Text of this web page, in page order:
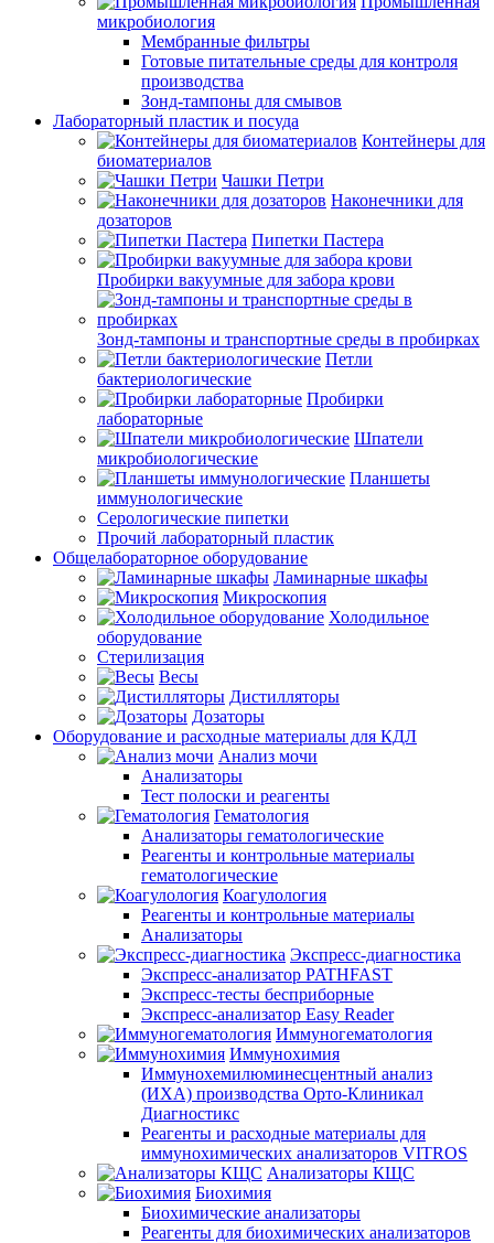
микробиология
Мембранные фильтры
Готовые питательные среды для контроля
производства
Зонд-тампоны для смывов
Лабораторный пластик и посуда
Контейнеры для
биоматериалов
Чашки Петри
Наконечники для
дозаторов
Пипетки Пастера
Пробирки вакуумные для забора крови
Зонд-тампоны и транспортные среды в пробирках
Петли
бактериологические
Пробирки
лабораторные
Шпатели
микробиологические
Планшеты
иммунологические
Серологические пипетки
Прочий лабораторный пластик
Общелабораторное оборудование
Ламинарные шкафы
Микроскопия
Холодильное
оборудование
Стерилизация
Весы
Дистилляторы
Дозаторы
Оборудование и расходные материалы для КДЛ
Анализ мочи
Анализаторы
Тест полоски и реагенты
Гематология
Анализаторы гематологические
Реагенты и контрольные материалы
гематологические
Коагулология
Реагенты и контрольные материалы
Анализаторы
Экспресс-диагностика
Экспресс-анализатор PATHFAST
Экспресс-тесты бесприборные
Экспресс-анализатор Easy Reader
Иммуногематология
Иммунохимия
Иммунохемилюминесцентный анализ
(ИХА) производства Орто-Клиникал
Диагностикс
Реагенты и расходные материалы для
иммунохимических анализаторов VITROS
Анализаторы КЩС
Биохимия
Биохимические анализаторы
Реагенты для биохимических анализаторов